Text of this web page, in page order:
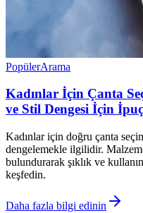
PopülerArama
Kadınlar İçin Çanta
ve Stil Dengesi İçin
Kadınlar için doğru çanta
dengelemekle ilgilidir.
bulundurarak şıklık ve
keşfedin.
Daha fazla bilgi edinin